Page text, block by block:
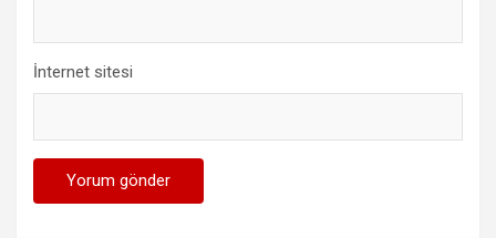
İnternet sitesi